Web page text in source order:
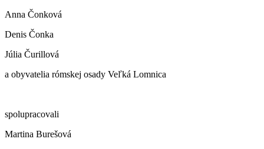
Anna Čonková
Denis Čonka
Júlia Čurillová
a obyvatelia rómskej osady Veľká Lomnica
spolupracovali
Martina Burešová